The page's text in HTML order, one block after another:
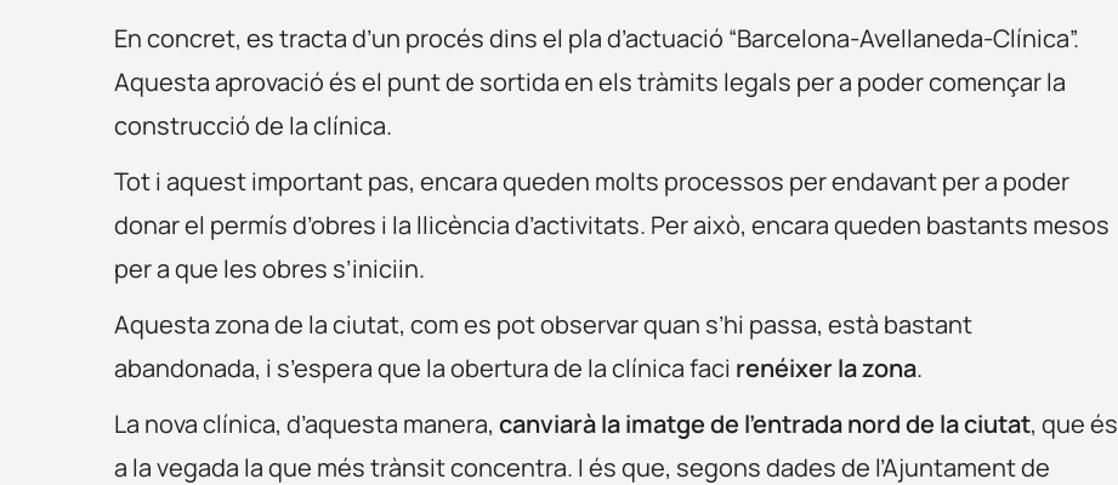
En concret, es tracta d’un procés dins el pla d’actuació “Barcelona-Avellaneda-Clínica”.
Aquesta aprovació és el punt de sortida en els tràmits legals per a poder començar la
construcció de la clínica.
Tot i aquest important pas, encara queden molts processos per endavant per a poder
donar el permís d’obres i la llicència d’activitats. Per això, encara queden bastants mesos
per a que les obres s’iniciin.
Aquesta zona de la ciutat, com es pot observar quan s’hi passa, està bastant
abandonada, i s’espera que la obertura de la clínica faci renéixer la zona.
La nova clínica, d’aquesta manera,canviarà la imatge de l’entrada nord de la ciutat, que és
a la vegada la que més trànsit concentra. I és que, segons dades de l’Ajuntament de